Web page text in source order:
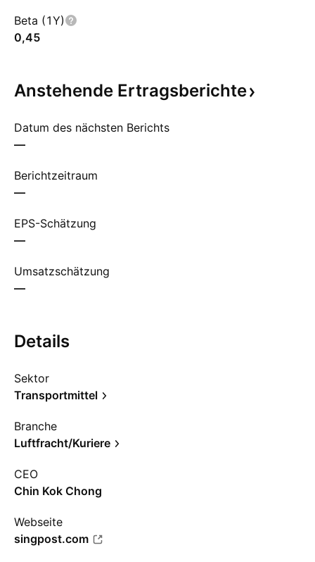
Beta (1Y)
0,45
Anstehende Ertragsberichte
Datum des nächsten Berichts
—
Berichtzeitraum
—
EPS-Schätzung
—
Umsatzschätzung
—
Details
Sektor
Transportmittel
Branche
Luftfracht/Kuriere
CEO
Chin Kok Chong
Webseite
singpost.com